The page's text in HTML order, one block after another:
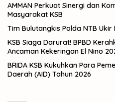
AMMAN Perkuat Sinergi dan
Masyarakat KSB
Tim Bulutangkis Polda NTB
KSB Siaga Darurat! BPBD
Ancaman Kekeringan El Nino
BRIDA KSB Kukuhkan Para
Daerah (AID) Tahun 2026